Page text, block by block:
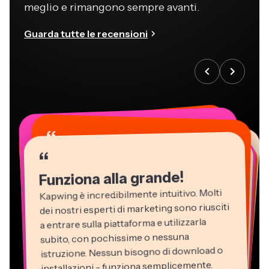
meglio e rimangono sempre avanti.
Guarda tutte le recensioni
“
Funziona alla grande!
Kapwing è incredibilmente intuitivo. Molti
dei nostri esperti di marketing sono riusciti
a entrare sulla piattaforma e utilizzarla
subito, con pochissime o nessuna
istruzione. Nessun bisogno di download o
“
“
“
“
“
“
“